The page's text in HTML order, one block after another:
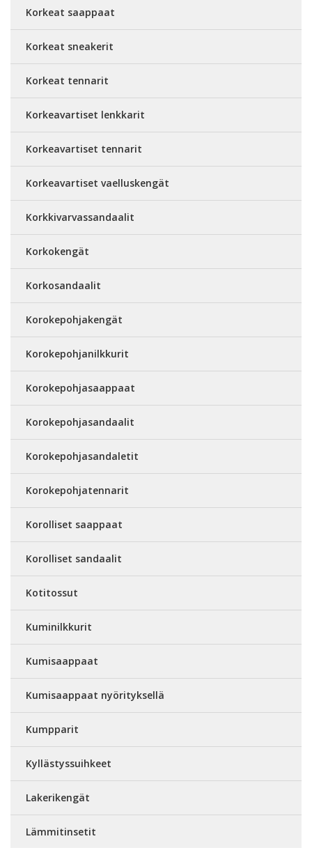
Korkeat saappaat
Korkeat sneakerit
Korkeat tennarit
Korkeavartiset lenkkarit
Korkeavartiset tennarit
Korkeavartiset vaelluskengät
Korkkivarvassandaalit
Korkokengät
Korkosandaalit
Korokepohjakengät
Korokepohjanilkkurit
Korokepohjasaappaat
Korokepohjasandaalit
Korokepohjasandaletit
Korokepohjatennarit
Korolliset saappaat
Korolliset sandaalit
Kotitossut
Kuminilkkurit
Kumisaappaat
Kumisaappaat nyörityksellä
Kumpparit
Kyllästyssuihkeet
Lakerikengät
Lämmitinsetit